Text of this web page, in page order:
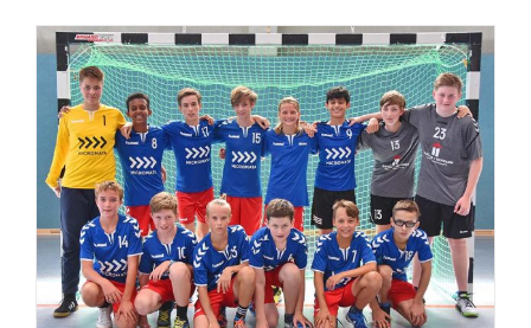
gegen
HSG
Fuldatal/
46:15